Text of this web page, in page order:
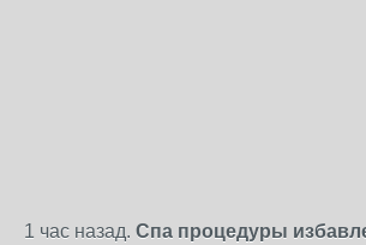
1 час назад. Спа процедуры